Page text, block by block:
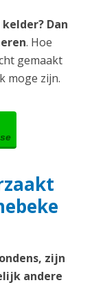
Dan
. Hoe
gemaakt
moge zijn.
zijn
andere